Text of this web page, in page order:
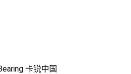
卡锐中国